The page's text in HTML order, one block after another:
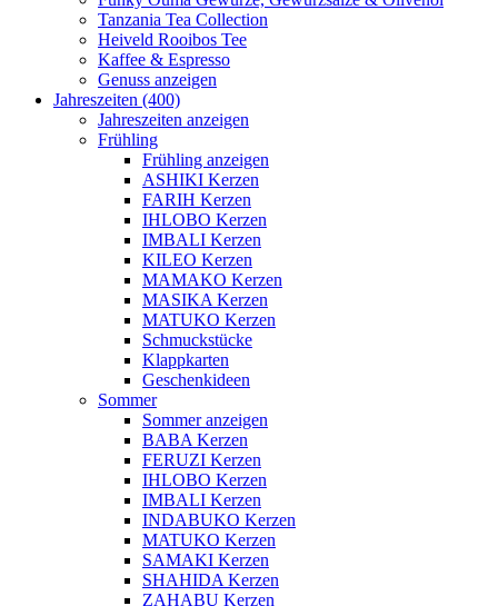
Tanzania Tea Collection
Heiveld Rooibos Tee
Kaffee & Espresso
Genuss anzeigen
Jahreszeiten (400)
Jahreszeiten anzeigen
Frühling
Frühling anzeigen
ASHIKI Kerzen
FARIH Kerzen
IHLOBO Kerzen
IMBALI Kerzen
KILEO Kerzen
MAMAKO Kerzen
MASIKA Kerzen
MATUKO Kerzen
Schmuckstücke
Klappkarten
Geschenkideen
Sommer
Sommer anzeigen
BABA Kerzen
FERUZI Kerzen
IHLOBO Kerzen
IMBALI Kerzen
INDABUKO Kerzen
MATUKO Kerzen
SAMAKI Kerzen
SHAHIDA Kerzen
ZAHABU Kerzen